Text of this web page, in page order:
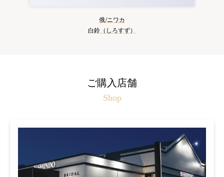
俄/ニワカ
白鈴（しろすず）
ご購入店舗
Shop